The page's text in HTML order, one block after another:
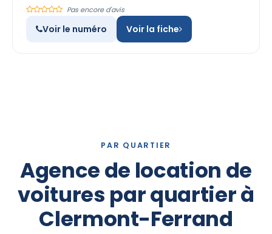
Pas encore d'avis
Voir le numéro Voir la fiche
PAR QUARTIER
Agence de location de
voitures par quartier à
Clermont-Ferrand